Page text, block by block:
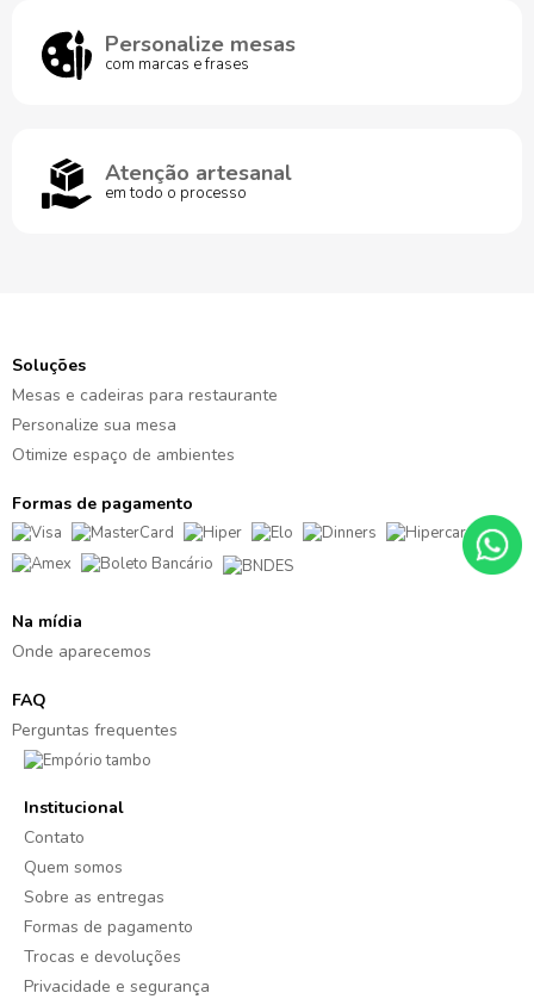
Personalize mesas
com marcas e frases
Atenção artesanal
em todo o processo
Soluções
Mesas e cadeiras para restaurante
Personalize sua mesa
Otimize espaço de ambientes
Formas de pagamento
Na mídia
Onde aparecemos
FAQ
Perguntas frequentes
Institucional
Contato
Quem somos
Sobre as entregas
Formas de pagamento
Trocas e devoluções
Privacidade e segurança